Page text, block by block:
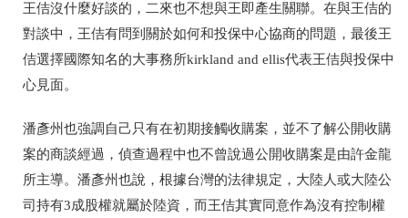
王佶沒什麼好談的，二來也不想與王即產生關聯。在與王佶的
對談中，王佶有問到關於如何和投保中心協商的問題，最後王
佶選擇國際知名的大事務所kirkland and ellis代表王佶與投保中
心見面。
潘彥州也強調自己只有在初期接觸收購案，並不了解公開收購
案的商談經過，偵查過程中也不曾說過公開收購案是由許金龍
所主導。潘彥州也說，根據台灣的法律規定，大陸人或大陸公
司持有3成股權就屬於陸資，而王佶其實同意作為沒有控制權